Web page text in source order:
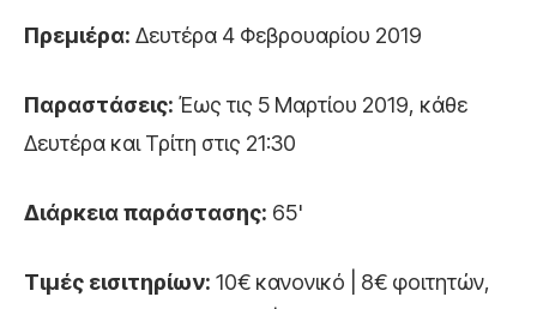
Πρεμιέρα: Δευτέρα 4 Φεβρουαρίου 2019
Παραστάσεις: Έως τις 5 Μαρτίου 2019, κάθε
Δευτέρα και Τρίτη στις 21:30
Διάρκεια παράστασης: 65'
Τιμές εισιτηρίων: 10€ κανονικό | 8€ φοιτητών,